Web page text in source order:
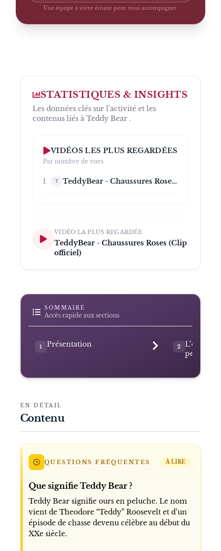
Une équipe à votre écoute pour vous accompagner.
STATISTIQUES & INSIGHTS
Les données clés sur l'activité et les
contenus liés à Teddy Bear .
VIDÉOS LES PLUS REGARDÉES
Par nombre de vues
1 T TeddyBear - Chaussures Roses (Clip officiel)
VIDÉO LA PLUS REGARDÉE
TeddyBear - Chaussures Roses (Clip
officiel)
SOMMAIRE
Accès rapide aux sections
1 Présentation 2
L’origine
peluche
EN DÉTAIL
Contenu
QUESTIONS FRÉQUENTES À LIRE
Que signifie Teddy Bear ?
Teddy Bear signifie ours en peluche. Le nom
vient de Theodore “Teddy” Roosevelt et d’un
épisode de chasse devenu célèbre au début du
XXe siècle.